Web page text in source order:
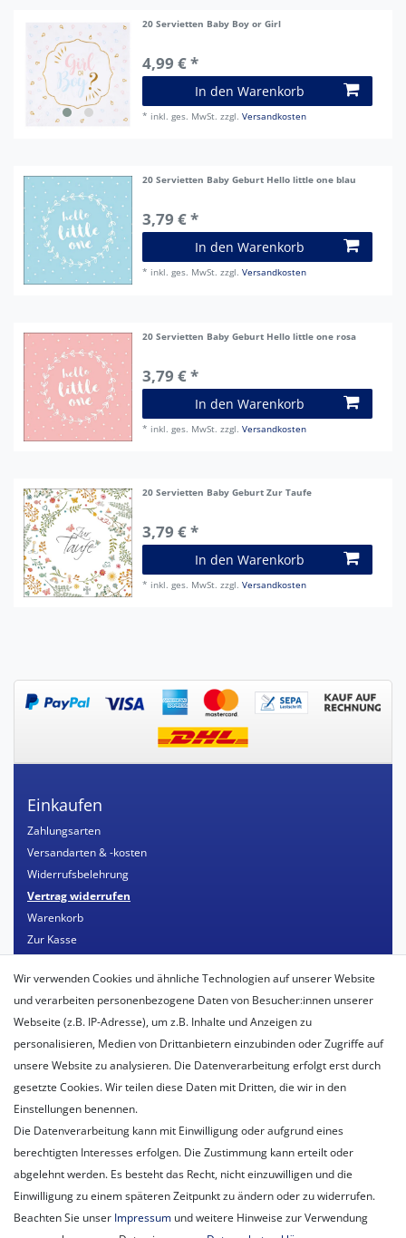
20 Servietten Baby Boy or Girl
4,99 € *
In den Warenkorb
* inkl. ges. MwSt. zzgl.Versandkosten
20 Servietten Baby Geburt Hello little one blau
3,79 € *
In den Warenkorb
* inkl. ges. MwSt. zzgl.Versandkosten
20 Servietten Baby Geburt Hello little one rosa
3,79 € *
In den Warenkorb
* inkl. ges. MwSt. zzgl.Versandkosten
20 Servietten Baby Geburt Zur Taufe
3,79 € *
In den Warenkorb
* inkl. ges. MwSt. zzgl.Versandkosten
Einkaufen
Zahlungsarten
Versandarten & -kosten
Widerrufsbelehrung
Vertrag widerrufen
Warenkorb
Zur Kasse
Mein Konto
Registrieren
Login
Unternehmen
Unser Ballon-Lieferservice
Unsere Mitarbeiter
Datenschutzerklärung
AGB
Impressum
Wir verwenden Cookies und ähnliche Technologien auf unserer Website
und verarbeiten personenbezogene Daten von Besucher:innen unserer
Webseite (z.B. IP-Adresse), um z.B. Inhalte und Anzeigen zu
personalisieren, Medien von Drittanbietern einzubinden oder Zugriffe auf
unsere Website zu analysieren. Die Datenverarbeitung erfolgt erst durch
gesetzte Cookies. Wir teilen diese Daten mit Dritten, die wir in den
Einstellungen benennen.
Die Datenverarbeitung kann mit Einwilligung oder aufgrund eines
berechtigten Interesses erfolgen. Die Zustimmung kann erteilt oder
abgelehnt werden. Es besteht das Recht, nicht einzuwilligen und die
Einwilligung zu einem späteren Zeitpunkt zu ändern oder zu widerrufen.
Beachten Sie unser Impressum und weitere Hinweise zur Verwendung